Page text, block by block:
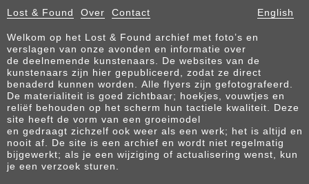
Lost & Found Over Contact English
Welkom op het Lost & Found archief met foto’s en
verslagen van onze avonden en informatie over
de deelnemende kunstenaars. De websites van de
kunstenaars zijn hier gepubliceerd, zodat ze direct
benaderd kunnen worden. Alle flyers zijn gefotografeerd.
De materialiteit is goed zichtbaar; hoekjes, vouwtjes en
reliëf behouden op het scherm hun tactiele kwaliteit. Deze
site heeft de vorm van een groeimodel
en gedraagt zichzelf ook weer als een werk; het is altijd en
nooit af. De site is een archief en wordt niet regelmatig
bijgewerkt; als je een wijziging of actualisering wenst, kun
je een verzoek sturen.